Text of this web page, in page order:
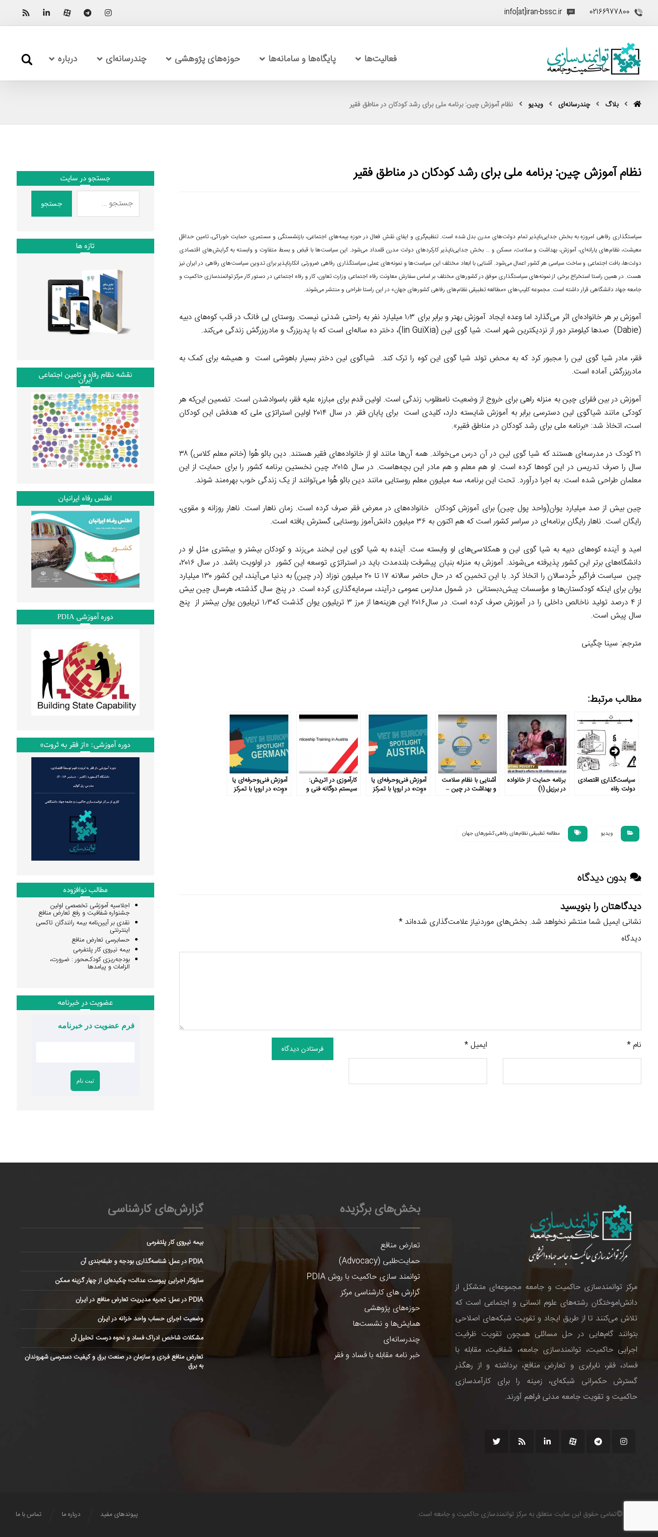
02166977800
info[at]iran-bssc.ir
فعالیت‌ها پایگاه‌ها و سامانه‌ها حوزه‌های پژوهشی چندرسانه‌ای درباره
بلاگ چندرسانه‌ای ویدیو نظام آموزش چین: برنامه ملی برای رشد کودکان در مناطق فقیر
نظام آموزش چین: برنامه ملی برای رشد کودکان در مناطق فقیر
سیاستگذاری رفاهی امروزه به بخش جدایی‌ناپذیر تمام دولت‌های مدرن بدل شده است. تنظیم‌گری و ایفای نقش فعال در حوزه بیمه‌های اجتماعی، بازنشستگی و مستمری، حمایت خوراکی، تامین حداقل
معیشت، نظام‌های یارانه‌ای، آموزش، بهداشت و سلامت، مسکن و … بخش جدایی‌ناپذیر کارکردهای دولت مدرن قلمداد می‌شود. این سیاست‌ها با قبض و بسط متفاوت و وابسته به گرایش‌های اقتصادی
دولت‌ها، بافت اجتماعی و ساخت سیاسی هر کشور اعمال می‌شود. آشنایی با ابعاد مختلف این سیاست‌ها و نمونه‌های عملی سیاستگذاری رفاهی ضرورتی انکارناپذیر برای تدوین سیاست‌های رفاهی در ایران نیز
هست. در همین راستا استخراج برخی از نمونه‌های سیاستگذاری موفق در کشورهای مختلف بر اساس سفارش معاونت رفاه اجتماعی وزارت تعاون، کار و رفاه اجتماعی در دستور کار مرکز توانمندسازی حاکمیت و
جامعه جهاد دانشگاهی قرار داشته است. مجموعه کلیپ‌های «مطالعه تطبیقی نظام‌های رفاهی کشورهای جهان» در این راستا طراحی و منتشر می‌شوند.
آموزش بر هر خانواده‌ای اثر می‌گذارد اما وعده ایجاد آموزش بهتر و برابر برای ۱٫۳ میلیارد نفر به راحتی شدنی نیست. روستای لِی فانگ در قلب کوه‌های دبیه
(Dabie) صدها کیلومتر دور از نزدیکترین شهر است. شیا گوی لین (lin GuiXia)، دختر ده ساله‌ای است که با پدربزرگ و مادربزرگش زندگی می‌کند.
فقر، مادر شیا گوی لین را مجبور کرد که به محض تولد شیا گوی این کوه را ترک کند. شیاگوی لین دختر بسیار باهوشی است و همیشه برای کمک به
مادربزرگش آماده است.
آموزش در بین فقرای چین به منزله راهی برای خروج از وضعیت نامطلوب زندگی است. اولین قدم برای مبارزه علیه فقر، باسوادشدن است. تضمین این‌که هر
کودکی مانند شیاگوی لین دسترسی برابر به آموزش شایسته دارد، کلیدی است برای پایان فقر. در سال ۲۰۱۴ اولین استراتژی ملی که هدفش این کودکان
است، اتخاذ شد: «برنامه ملی برای رشد کودکان در مناطق فقیر».
۲۱ کودک در مدرسه‌ای هستند که شیا گوی لین در آن درس می‌خواند. همه آن‌ها مانند او از خانواده‌های فقیر هستند. دین بائو هُوا (خانم معلم کلاس) ۳۸
سال را صرف تدریس در این کوه‌ها کرده است. او هم معلم و هم مادر این بچه‌هاست. در سال ۲۰۱۵، چین نخستین برنامه کشور را برای حمایت از این
معلمان طراحی شده است. به اجرا درآورد. تحت این برنامه، سه میلیون معلم روستایی مانند دین بائو هُوا می‌توانند از یک زندگی خوب بهره‌مند شوند.
چین بیش از صد میلیارد یوان(واحد پول چین) برای آموزش کودکان خانواده‌های در معرض فقر صرف کرده است. زمان ناهار است. ناهار روزانه و مقوی،
رایگان است. ناهار رایگان برنامه‌ای در سراسر کشور است که هم اکنون به ۳۶ میلیون دانش‌آموز روستایی گسترش یافته است.
امید و آینده کوه‌های دبیه به شیا گوی لین و همکلاسی‌های او وابسته ست. آینده به شیا گوی لین لبخند می‌زند و کودکان بیشتر و بیشتری مثل او در
دانشگاه‌های برتر این کشور پذیرفته می‌شوند. آموزش به منزله بنیان پیشرفت بلندمدت باید در استراتژی توسعه این کشور در اولویت باشد. در سال ۲۰۱۶،
چین سیاست فراگیر خُردسالان را اتخاذ کرد. با این تخمین که در حال حاضر سالانه ۱۷ تا ۲۰ میلیون نوزاد (در چین) به دنیا می‌آیند، این کشور ۱۳۰ میلیارد
یوان برای اینکه کودکستان‌ها و مؤسسات پیش‌دبستانی در شمول مدارس عمومی درآیند، سرمایه‌گذاری کرده است. در پنج سال گذشته، هرسال چین بیش
از ۴ درصد تولید ناخالص داخلی را در آموزش صرف کرده است. در سال۲۰۱۶ این هزینه‌ها از مرز ۳ تریلیون یوان گذشت که۱٫۳ تریلیون یوان بیشتر از پنج
سال پیش است.
مترجم: سینا چگینی
مطالب مرتبط:
سیاست‌گذاری اقتصادی
دولت رفاه
برنامه حمایت از خانواده
در برزیل (۱)
آشنایی با نظام سلامت
و بهداشت در چین –
آموزش فنی‌وحرفه‌ای یا
«وِت» در اروپا با تمرکز
کارآموزی در اتریش:
سیستم دوگانه فنی و
آموزش فنی‌وحرفه‌ای یا
«وِت» در اروپا با تمرکز
ویدیو مطالعه تطبیقی نظام‌های رفاهی کشورهای جهان
بدون دیدگاه
دیدگاهتان را بنویسید
نشانی ایمیل شما منتشر نخواهد شد. بخش‌های موردنیاز علامت‌گذاری شده‌اند*
دیدگاه
نام* ایمیل* فرستادن دیدگاه
جستجو در سایت
جستجو
تازه ها
نقشه نظام رفاه و تامین اجتماعی
ایران
اطلس رفاه ایرانیان
دوره آموزشی PDIA
دوره آموزشی: «از فقر به ثروت»
مطالب نوافزوده
اجلاسیه آموزشی تخصصی اولین
جشنواره شفافیت و رفع تعارض منافع
نقدی بر آیین‌نامه بیمه رانندگان تاکسی
اینترنتی
حسابرسی تعارض منافع
بیمه نیروی کار پلتفرمی
بودجه‌ریزی کودک‌محور : ضرورت،
الزامات و پیامدها
عضویت در خبرنامه
فرم عضویت در خبرنامه
مرکز توانمندسازی حاکمیت و جامعه مجموعه‌ای متشکل از
دانش‌اموختگان رشته‌های علوم انسانی و اجتماعی است که
تلاش می‌کنند تا از طریق ایجاد و تقویت شبکه‌های اصلاحی
بتوانند گام‌هایی در حل مسائلی همچون تقویت ظرفیت
اجرایی حاکمیت، توانمندسازی جامعه، شفافیت، مقابله با
فساد، فقر، نابرابری و تعارض منافع، برداشته و از رهگذر
گسترش حکمرانی شبکه‌ای، زمینه را برای کارآمدسازی
حاکمیت و تقویت جامعه مدنی فراهم آورند.
بخش‌های برگزیده
تعارض منافع
حمایت‌طلبی (Advocacy)
توانمند سازی حاکمیت با روش PDIA
گزارش های کارشناسی مرکز
حوزه‌های پژوهشی
همایش‌ها و نشست‌ها
چندرسانه‌ای
خبر نامه مقابله با فساد و فقر
گزارش‌های کارشناسی
بیمه نیروی کار پلتفرمی
PDIA در عمل: شناسه‌گذاری بودجه و طبقه‌بندی آن
سازوکار اجرایی پیوست عدالت؛ چکیده‌ای از چهار گزینه ممکن
PDIA در عمل: تجربه مدیریت تعارض منافع در ایران
وضعیت اجرای حساب واحد خزانه در ایران
مشکلات شاخص ادراک فساد و نحوه درست تحلیل آن
تعارض منافع فردی و سازمان در صنعت برق و کیفیت دسترسی شهروندان
به برق
©تمامی حقوق این سایت متعلق به مرکز توانمندسازی حاکمیت و جامعه است. تماس با ما درباره ما پیوندهای مفید